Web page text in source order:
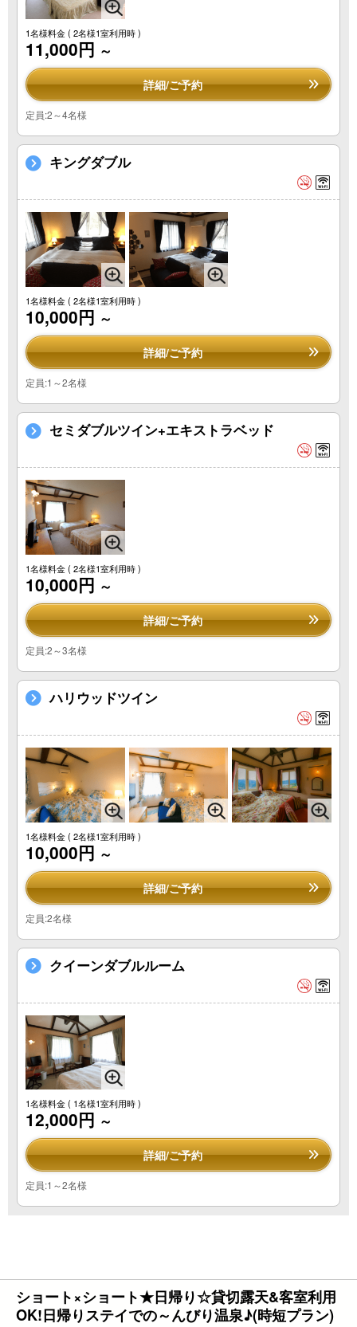
1名様料金( 2名様1室利用時 )
11,000円 ～
詳細/ご予約
定員:2～4名様
キングダブル
1名様料金( 2名様1室利用時 )
10,000円 ～
詳細/ご予約
定員:1～2名様
セミダブルツイン+エキストラベッド
1名様料金( 2名様1室利用時 )
10,000円 ～
詳細/ご予約
定員:2～3名様
ハリウッドツイン
1名様料金( 2名様1室利用時 )
10,000円 ～
詳細/ご予約
定員:2名様
クイーンダブルルーム
1名様料金( 1名様1室利用時 )
12,000円 ～
詳細/ご予約
定員:1～2名様
ショート×ショート★日帰り☆貸切露天&客室利用
OK!日帰りステイでの～んびり温泉♪(時短プラン)